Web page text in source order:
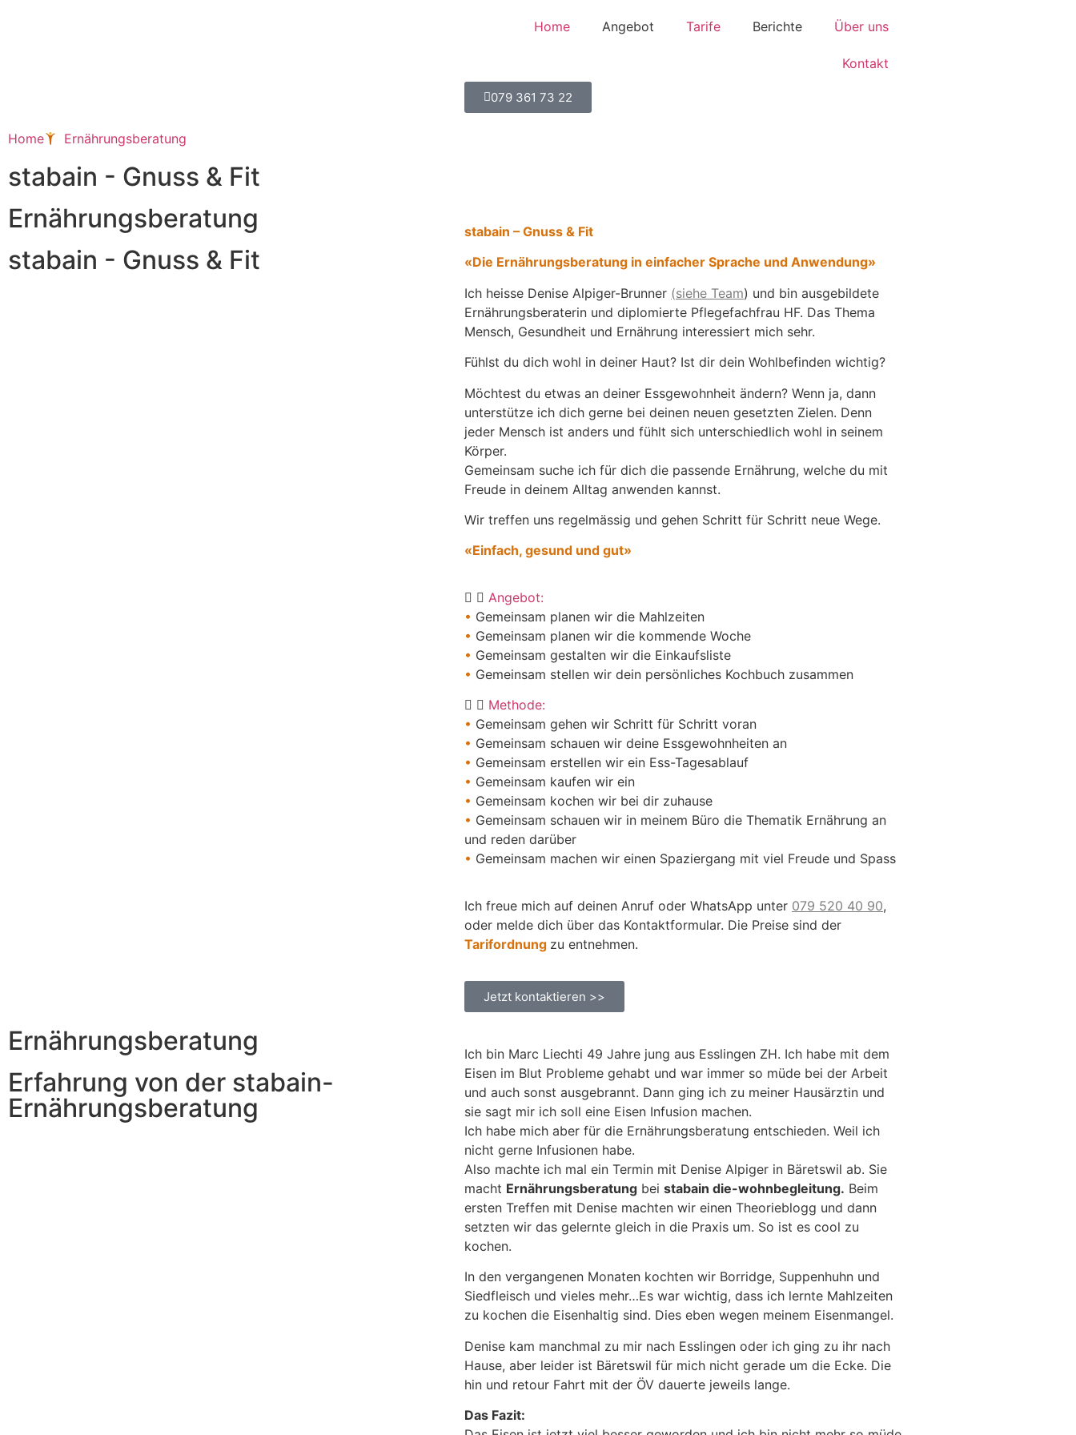
Home Angebot Tarife Berichte Über uns
Kontakt
079 361 73 22
Home Ernährungsberatung
stabain - Gnuss & Fit
Ernährungsberatung
stabain - Gnuss & Fit
stabain – Gnuss & Fit
«Die Ernährungsberatung in einfacher Sprache und Anwendung»
Ich heisse Denise Alpiger-Brunner (siehe Team) und bin ausgebildete
Ernährungsberaterin und diplomierte Pflegefachfrau HF. Das Thema
Mensch, Gesundheit und Ernährung interessiert mich sehr.
Fühlst du dich wohl in deiner Haut? Ist dir dein Wohlbefinden wichtig?
Möchtest du etwas an deiner Essgewohnheit ändern? Wenn ja, dann
unterstütze ich dich gerne bei deinen neuen gesetzten Zielen. Denn
jeder Mensch ist anders und fühlt sich unterschiedlich wohl in seinem
Körper.
Gemeinsam suche ich für dich die passende Ernährung, welche du mit
Freude in deinem Alltag anwenden kannst.
Wir treffen uns regelmässig und gehen Schritt für Schritt neue Wege.
«Einfach, gesund und gut»
Angebot:
• Gemeinsam planen wir die Mahlzeiten
• Gemeinsam planen wir die kommende Woche
• Gemeinsam gestalten wir die Einkaufsliste
• Gemeinsam stellen wir dein persönliches Kochbuch zusammen
Methode:
• Gemeinsam gehen wir Schritt für Schritt voran
• Gemeinsam schauen wir deine Essgewohnheiten an
• Gemeinsam erstellen wir ein Ess-Tagesablauf
• Gemeinsam kaufen wir ein
• Gemeinsam kochen wir bei dir zuhause
• Gemeinsam schauen wir in meinem Büro die Thematik Ernährung an
und reden darüber
• Gemeinsam machen wir einen Spaziergang mit viel Freude und Spass
Ich freue mich auf deinen Anruf oder WhatsApp unter 079 520 40 90,
oder melde dich über das Kontaktformular. Die Preise sind der
Tarifordnung zu entnehmen.
Jetzt kontaktieren >>
Ernährungsberatung
Erfahrung von der stabain-
Ernährungsberatung
Ich bin Marc Liechti 49 Jahre jung aus Esslingen ZH. Ich habe mit dem
Eisen im Blut Probleme gehabt und war immer so müde bei der Arbeit
und auch sonst ausgebrannt. Dann ging ich zu meiner Hausärztin und
sie sagt mir ich soll eine Eisen Infusion machen.
Ich habe mich aber für die Ernährungsberatung entschieden. Weil ich
nicht gerne Infusionen habe.
Also machte ich mal ein Termin mit Denise Alpiger in Bäretswil ab. Sie
macht Ernährungsberatung bei stabain die-wohnbegleitung. Beim
ersten Treffen mit Denise machten wir einen Theorieblogg und dann
setzten wir das gelernte gleich in die Praxis um. So ist es cool zu
kochen.
In den vergangenen Monaten kochten wir Borridge, Suppenhuhn und
Siedfleisch und vieles mehr…Es war wichtig, dass ich lernte Mahlzeiten
zu kochen die Eisenhaltig sind. Dies eben wegen meinem Eisenmangel.
Denise kam manchmal zu mir nach Esslingen oder ich ging zu ihr nach
Hause, aber leider ist Bäretswil für mich nicht gerade um die Ecke. Die
hin und retour Fahrt mit der ÖV dauerte jeweils lange.
Das Fazit: